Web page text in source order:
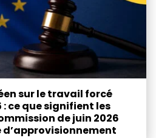
sur le travail forcé
: ce que signifient les
de juin 2026